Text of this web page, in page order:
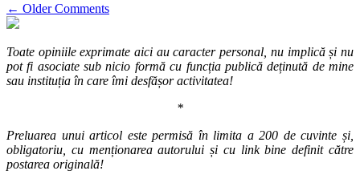
Comment
navigation
← Older Comments
Toate opiniile exprimate aici au caracter personal, nu implică și nu
pot fi asociate sub nicio formă cu funcția publică deținută de mine
sau instituția în care îmi desfășor activitatea!
*
Preluarea unui articol este permisă în limita a 200 de cuvinte și,
obligatoriu, cu menționarea autorului și cu link bine definit către
postarea originală!